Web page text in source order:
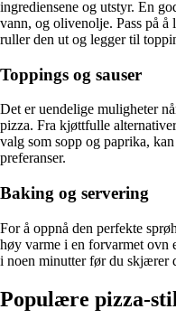
ingrediensene og utstyr. En
vann, og olivenolje. Pass på å
ruller den ut og legger til
Toppings og sauser
Det er uendelige muligheter
pizza. Fra kjøttfulle
valg som sopp og paprika,
preferanser.
Baking og servering
For å oppnå den perfekte
høy varme i en forvarmet ovn
i noen minutter før du skjærer
Populære pizza-